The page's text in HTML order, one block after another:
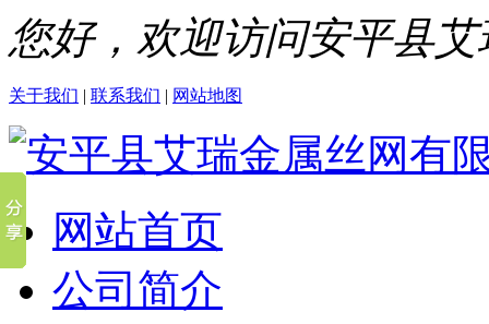
您好，欢迎访问安平县
关于我们 | 联系我们 | 网站地图
网站首页
公司简介